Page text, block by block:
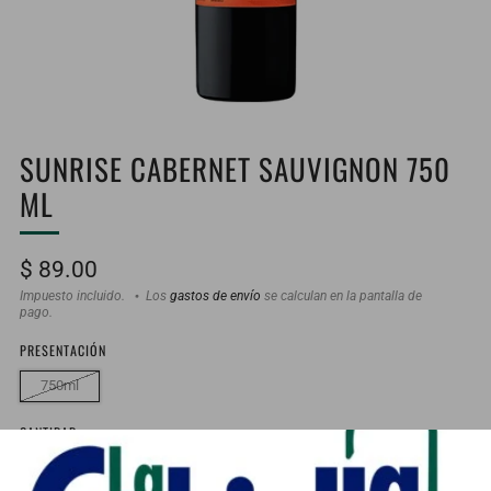
SUNRISE CABERNET SAUVIGNON 750
ML
Precio
habitual
$ 89.00
Impuesto incluido. Los gastos de envío se calculan en la pantalla de
pago.
PRESENTACIÓN
750ml
CANTIDAD